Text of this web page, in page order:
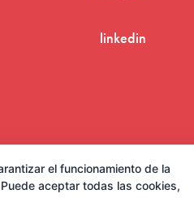
linkedin
Aviso Legal y Condiciones de Uso
el funcionamiento de la
aceptar todas las cookies,